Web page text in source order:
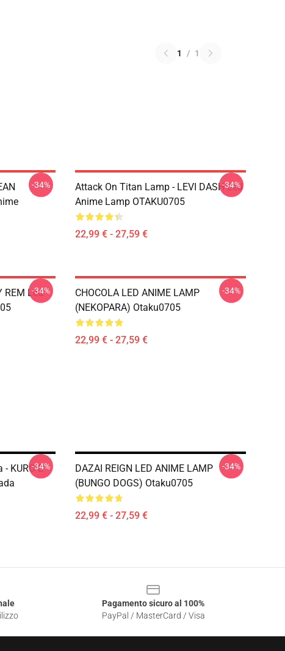
1 / 1
-34%
Attack On Titan Lamp - LEVI DASH Led
Anime Lamp OTAKU0705
22,99 € - 27,59 €
-34%
REM Led
-34%
CHOCOLA LED ANIME LAMP
(NEKOPARA) Otaku0705
22,99 € - 27,59 €
-34%
KURO E
-34%
DAZAI REIGN LED ANIME LAMP
(BUNGO DOGS) Otaku0705
22,99 € - 27,59 €
-34%
Pagamento sicuro al 100%
PayPal / MasterCard / Visa